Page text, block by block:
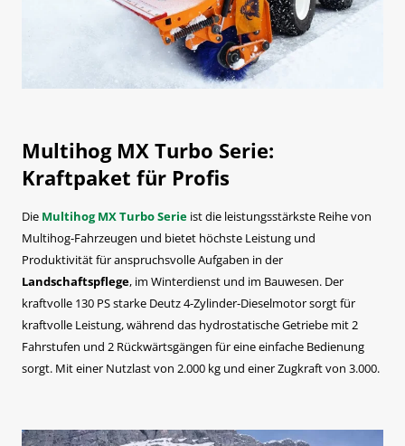
Multihog MX Turbo Serie:
Kraftpaket für Profis
Die Multihog MX Turbo Serie ist die leistungsstärkste Reihe von
Multihog-Fahrzeugen und bietet höchste Leistung und
Produktivität für anspruchsvolle Aufgaben in der
Landschaftspflege, im Winterdienst und im Bauwesen. Der
kraftvolle 130 PS starke Deutz 4-Zylinder-Dieselmotor sorgt für
kraftvolle Leistung, während das hydrostatische Getriebe mit 2
Fahrstufen und 2 Rückwärtsgängen für eine einfache Bedienung
sorgt. Mit einer Nutzlast von 2.000 kg und einer Zugkraft von 3.000.